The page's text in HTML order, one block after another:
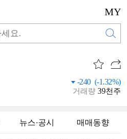
MY
-240 (-1.32%)
거래량 39천주
뉴스·공시 매매동향